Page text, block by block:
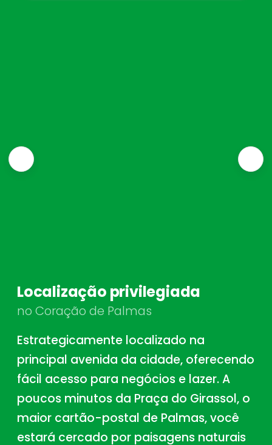
Localização privilegiada
no Coração de Palmas
Estrategicamente localizado na
principal avenida da cidade, oferecendo
fácil acesso para negócios e lazer. A
poucos minutos da Praça do Girassol, o
maior cartão-postal de Palmas, você
estará cercado por paisagens naturais